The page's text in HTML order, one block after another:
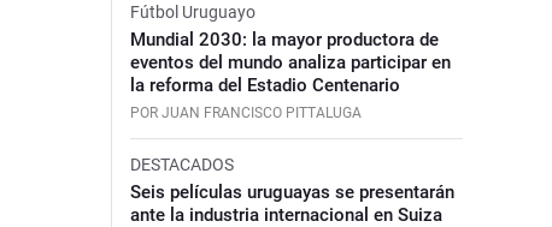
Fútbol Uruguayo
Mundial 2030: la mayor productora de
eventos del mundo analiza participar en
la reforma del Estadio Centenario
POR JUAN FRANCISCO PITTALUGA
DESTACADOS
Seis películas uruguayas se presentarán
ante la industria internacional en Suiza